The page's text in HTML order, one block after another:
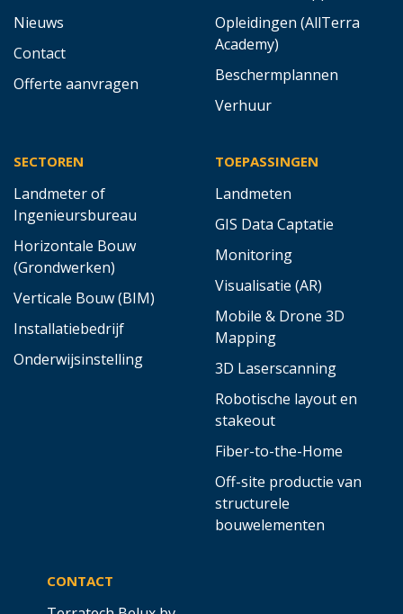
Nieuws
Contact
Offerte aanvragen
Opleidingen (AllTerra
Academy)
Beschermplannen
Verhuur
SECTOREN
Landmeter of
Ingenieursbureau
Horizontale Bouw
(Grondwerken)
Verticale Bouw (BIM)
Installatiebedrijf
Onderwijsinstelling
TOEPASSINGEN
Landmeten
GIS Data Captatie
Monitoring
Visualisatie (AR)
Mobile & Drone 3D
Mapping
3D Laserscanning
Robotische layout en
stakeout
Fiber-to-the-Home
Off-site productie van
structurele
bouwelementen
CONTACT